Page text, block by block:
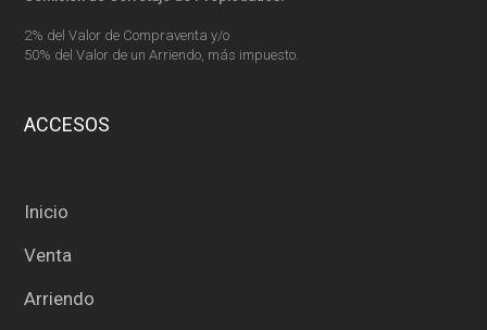
2% del Valor de Compraventa y/o
50% del Valor de un Arriendo, más impuesto.
ACCESOS
Inicio
Venta
Arriendo